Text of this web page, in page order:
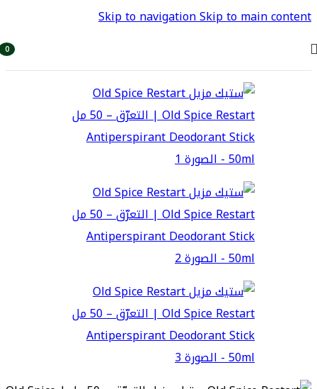
Skip to navigationSkip to main content
استمتع بتجربة تسوق فاخرة مع منتجات أوروفيا الطبيعية
0